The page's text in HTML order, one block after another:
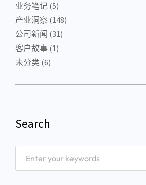
业务笔记 (5)
产业洞察 (148)
公司新闻 (31)
客户故事 (1)
未分类 (6)
Search